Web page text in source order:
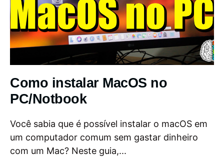
Como instalar MacOS no
PC/Notbook
Você sabia que é possível instalar o macOS em
um computador comum sem gastar dinheiro
com um Mac? Neste guia,...